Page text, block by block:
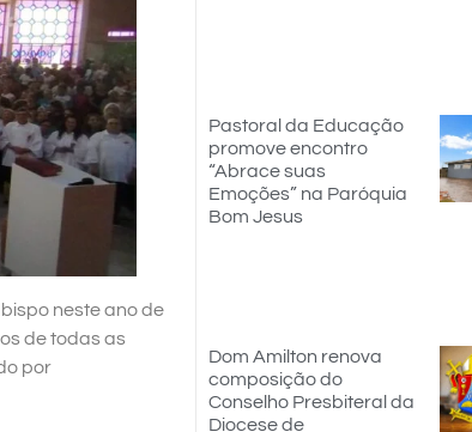
neste ano de
de todas as
por
Pastoral da Educação
promove encontro
“Abrace suas
Emoções” na Paróquia
Bom Jesus
Dom Amilton renova
composição do
Conselho Presbiteral da
Diocese de